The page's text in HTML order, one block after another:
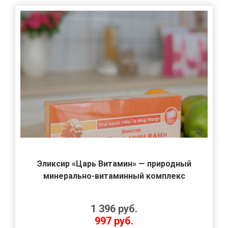
Эликсир «Царь Витамин» — природный
минерально-витаминный комплекс
1 396 руб.
997 руб.